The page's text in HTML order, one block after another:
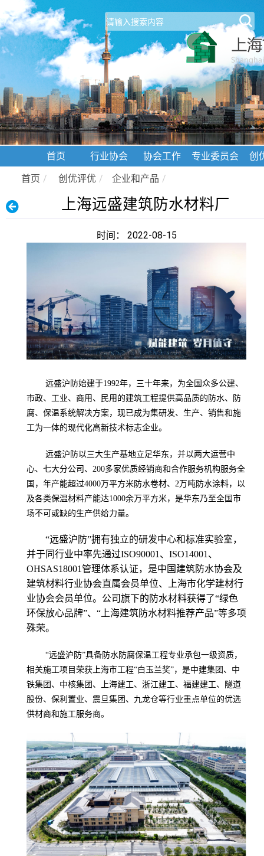
首页 行业协会 协会工作 专业委员会
创
首页 / 创优评优 / 企业和产品 /
上海远盛建筑防水材料厂
时间： 2022-08-15
远盛沪防始建于1992年，三十年来，为全国众多公建、
市政、工业、商用、民用的建筑工程提供高品质的防水、防
腐、保温系统解决方案，现已成为集研发、生产、销售和施
工为一体的现代化高新技术标志企业。
远盛沪防以三大生产基地立足华东，并以两大运营中
心、七大分公司、200多家优质经销商和合作服务机构服务全
国，年产能超过4000万平方米防水卷材、2万吨防水涂料，以
及各类保温材料产能达1000余万平方米，是华东乃至全国市
场不可或缺的生产供给力量。
“远盛沪防”拥有独立的研发中心和标准实验室，
并于同行业中率先通过ISO90001、ISO14001、
OHSAS18001管理体系认证，是中国建筑防水协会及
建筑材料行业协会直属会员单位、上海市化学建材行
业协会会员单位。公司旗下的防水材料获得了“绿色
环保放心品牌”、“上海建筑防水材料推荐产品”等多项
殊荣。
“远盛沪防”具备防水防腐保温工程专业承包一级资质，
相关施工项目荣获上海市工程“白玉兰奖”，是中建集团、中
铁集团、中核集团、上海建工、浙江建工、福建建工、隧道
股份、保利置业、震旦集团、九龙仓等行业重点单位的优选
供材商和施工服务商。